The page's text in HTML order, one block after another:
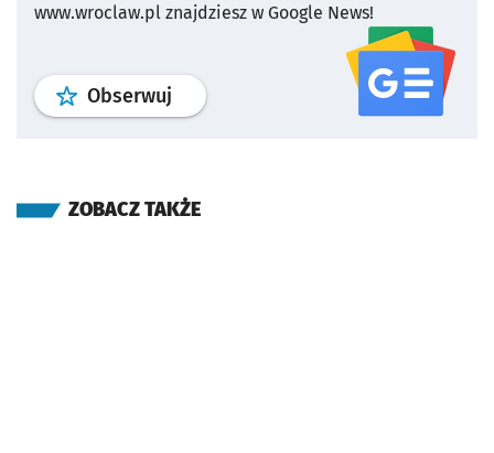
www.wroclaw.pl znajdziesz w Google News!
Obserwuj profil serwisu
ZOBACZ TAKŻE